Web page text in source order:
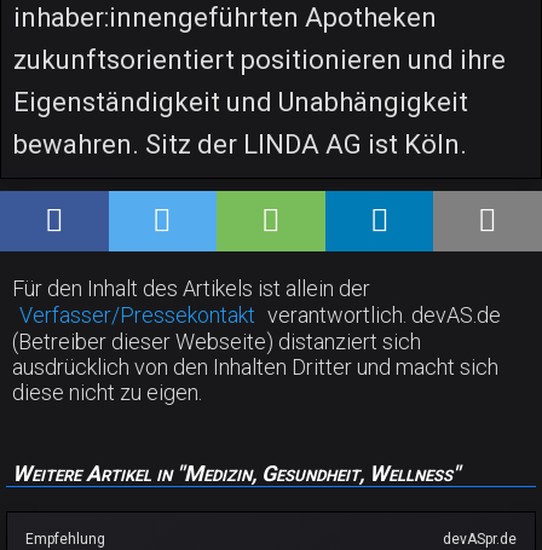
inhaber:innengeführten Apotheken
zukunftsorientiert positionieren und ihre
Eigenständigkeit und Unabhängigkeit
bewahren. Sitz der LINDA AG ist Köln.
Für den Inhalt des Artikels ist allein der
Verfasser/Pressekontakt verantwortlich. devAS.de
(Betreiber dieser Webseite) distanziert sich
ausdrücklich von den Inhalten Dritter und macht sich
diese nicht zu eigen.
Weitere Artikel in "Medizin, Gesundheit, Wellness"
Empfehlung devASpr.de